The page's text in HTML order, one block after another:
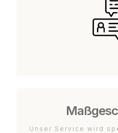
Unser Service wird